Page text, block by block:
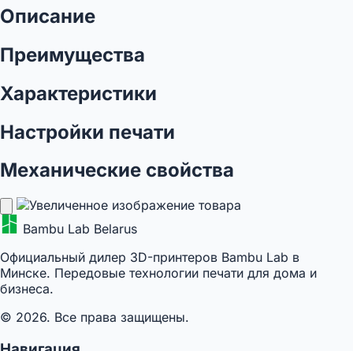
Описание
Преимущества
Характеристики
Настройки печати
Механические свойства
Bambu Lab Belarus
Официальный дилер 3D-принтеров Bambu Lab в
Минске. Передовые технологии печати для дома и
бизнеса.
© 2026. Все права защищены.